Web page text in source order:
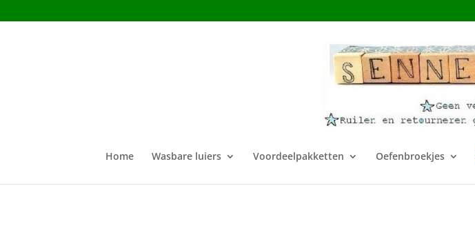
Home Wasbare luiers Voordeelpakketten Oefenbroekjes